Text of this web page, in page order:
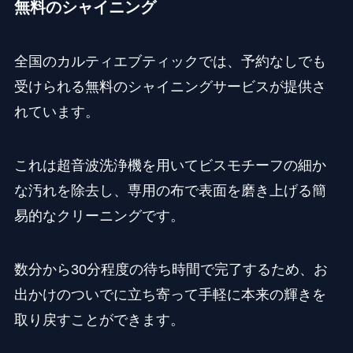
無料のシャイニング
全国のカルティエブティックでは、予約なしでも
受けられる無料のシャイニングサービスが提供さ
れています。
これは超音波洗浄機を用いてビスモチーフの細か
な汚れを除去し、専用の布で表面を磨き上げる簡
易的なクリーニングです。
数分から30分程度の待ち時間で完了するため、お
出かけのついでに立ち寄って手軽に本来の輝きを
取り戻すことができます。